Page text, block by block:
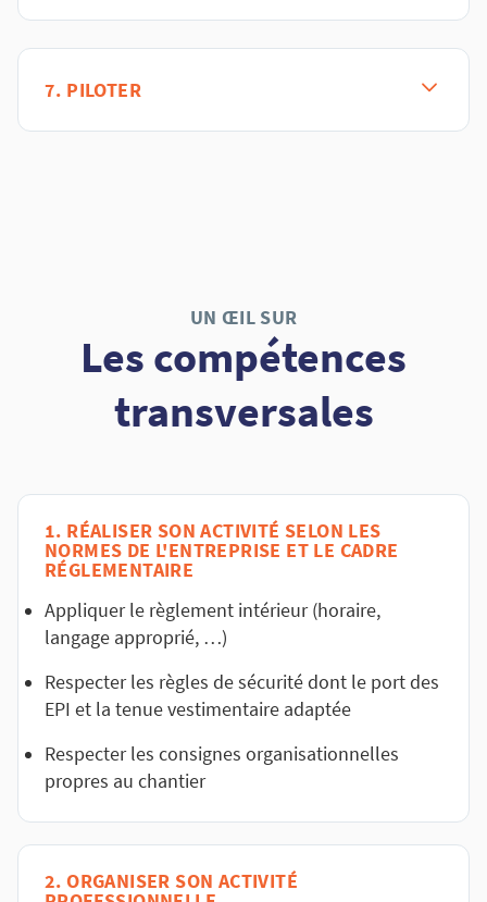
7. PILOTER
UN ŒIL SUR
Les compétences
transversales
1. RÉALISER SON ACTIVITÉ SELON LES
NORMES DE L'ENTREPRISE ET LE CADRE
RÉGLEMENTAIRE
Appliquer le règlement intérieur (horaire,
langage approprié, …)
Respecter les règles de sécurité dont le port des
EPI et la tenue vestimentaire adaptée
Respecter les consignes organisationnelles
propres au chantier
2. ORGANISER SON ACTIVITÉ